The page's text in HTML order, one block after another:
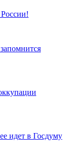
идет в Госдуму